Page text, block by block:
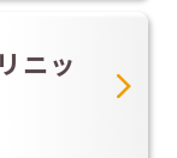
ニッ